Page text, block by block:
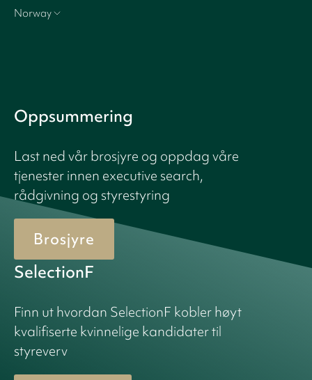
Norway
Oppsummering
Last ned vår brosjyre og oppdag våre
tjenester innen executive search,
rådgivning og styrestyring
Brosjyre
SelectionF
Finn ut hvordan SelectionF kobler høyt
kvalifiserte kvinnelige kandidater til
styreverv